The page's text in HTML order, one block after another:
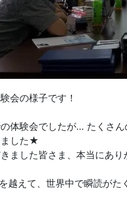
会の様子です！
体験会でしたが… たくさ
ました★
ました皆さま、本当にあ
越えて、世界中で瞬読が